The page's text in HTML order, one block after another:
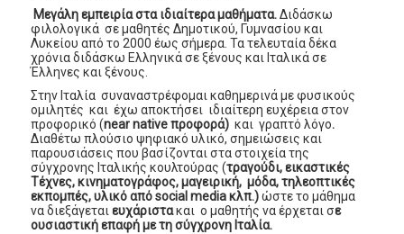
Μεγάλη εμπειρία στα ιδιαίτερα μαθήματα.Διδάσκω
φιλολογικά σε μαθητές Δημοτικού, Γυμνασίου και
Λυκείου από το 2000 έως σήμερα. Τα τελευταία δέκα
χρόνια διδάσκω Ελληνικά σε ξένους και Ιταλικά σε
Έλληνες και ξένους.
Στην Ιταλία συναναστρέφομαι καθημερινά με φυσικούς
ομιλητές και έχω αποκτήσει ιδιαίτερη ευχέρεια στον
προφορικό (near native προφορά) και γραπτό λόγο.
Διαθέτω πλούσιο ψηφιακό υλικό, σημειώσεις και
παρουσιάσεις που βασίζονται στα στοιχεία της
σύγχρονης Ιταλικής κουλτούρας (τραγούδι, εικαστικές
Τέχνες, κινηματογράφος, μαγειρική, μόδα, τηλεοπτικές
εκπομπές, υλικό από social media κλπ.)ώστε το μάθημα
να διεξάγεταιευχάριστακαι ο μαθητής να έρχεται σε
ουσιαστική επαφή με τη σύγχρονη Ιταλία.